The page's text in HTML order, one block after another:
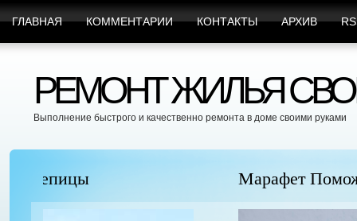
ГЛАВНАЯ КОММЕНТАРИИ КОНТАКТЫ АРХИВ
РЕМОНТ ЖИЛЬЯ
Выполнение быстрого и качественно ремонта в доме своими руками
Марафет Поможет с Любыми Видами